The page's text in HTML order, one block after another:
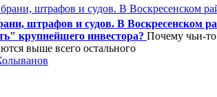
штрафов и судов. В Воскресенском
крупнейшего инвестора? Почему чьи-
выше всего остального